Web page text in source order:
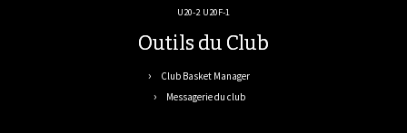
U20-2 U20F-1
Outils du Club
Club Basket Manager
Messagerie du club